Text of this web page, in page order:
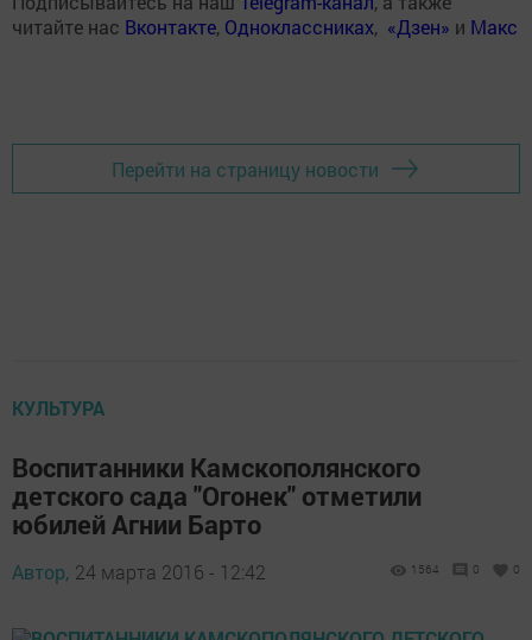
читайте нас Вконтакте, Одноклассниках, «Дзен» и Макс
Перейти на страницу новости
КУЛЬТУРА
Воспитанники Камскополянского
детского сада "Огонек" отметили
юбилей Агнии Барто
Автор, 24 марта 2016 - 12:42 1564 0 0